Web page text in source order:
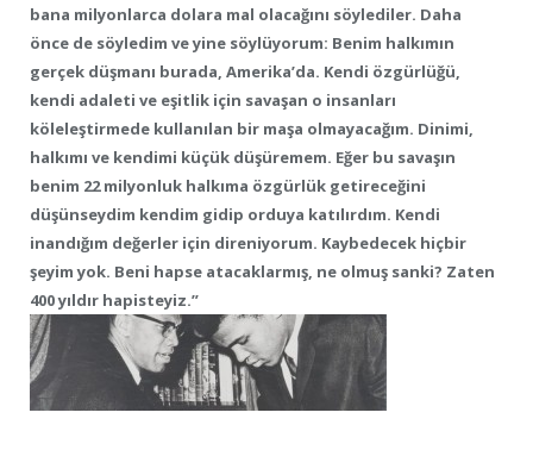
bana milyonlarca dolara mal olacağını söylediler. Daha
önce de söyledim ve yine söylüyorum: Benim halkımın
gerçek düşmanı burada, Amerika’da. Kendi özgürlüğü,
kendi adaleti ve eşitlik için savaşan o insanları
köleleştirmede kullanılan bir maşa olmayacağım. Dinimi,
halkımı ve kendimi küçük düşüremem. Eğer bu savaşın
benim 22 milyonluk halkıma özgürlük getireceğini
düşünseydim kendim gidip orduya katılırdım. Kendi
inandığım değerler için direniyorum. Kaybedecek hiçbir
şeyim yok. Beni hapse atacaklarmış, ne olmuş sanki? Zaten
400 yıldır hapisteyiz.”